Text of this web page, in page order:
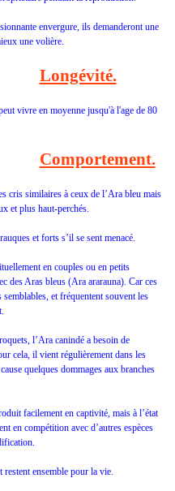
envergure, ils demanderont une
une volière.
Longévité.
vivre en moyenne jusqu'à l'age de 80
Comportement.
cris similaires à ceux de l’Ara bleu mais
et plus haut-perchés.
et forts s’il se sent menacé.
en couples ou en petits
des Aras bleus (Ara ararauna). Car ces
semblables, et fréquentent souvent les
l’Ara canindé a besoin de
cela, il vient régulièrement dans les
quelques dommages aux branches
facilement en captivité, mais à l’état
en compétition avec d’autres espèces
restent ensemble pour la vie.